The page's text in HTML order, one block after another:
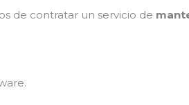
de contratar un servicio de